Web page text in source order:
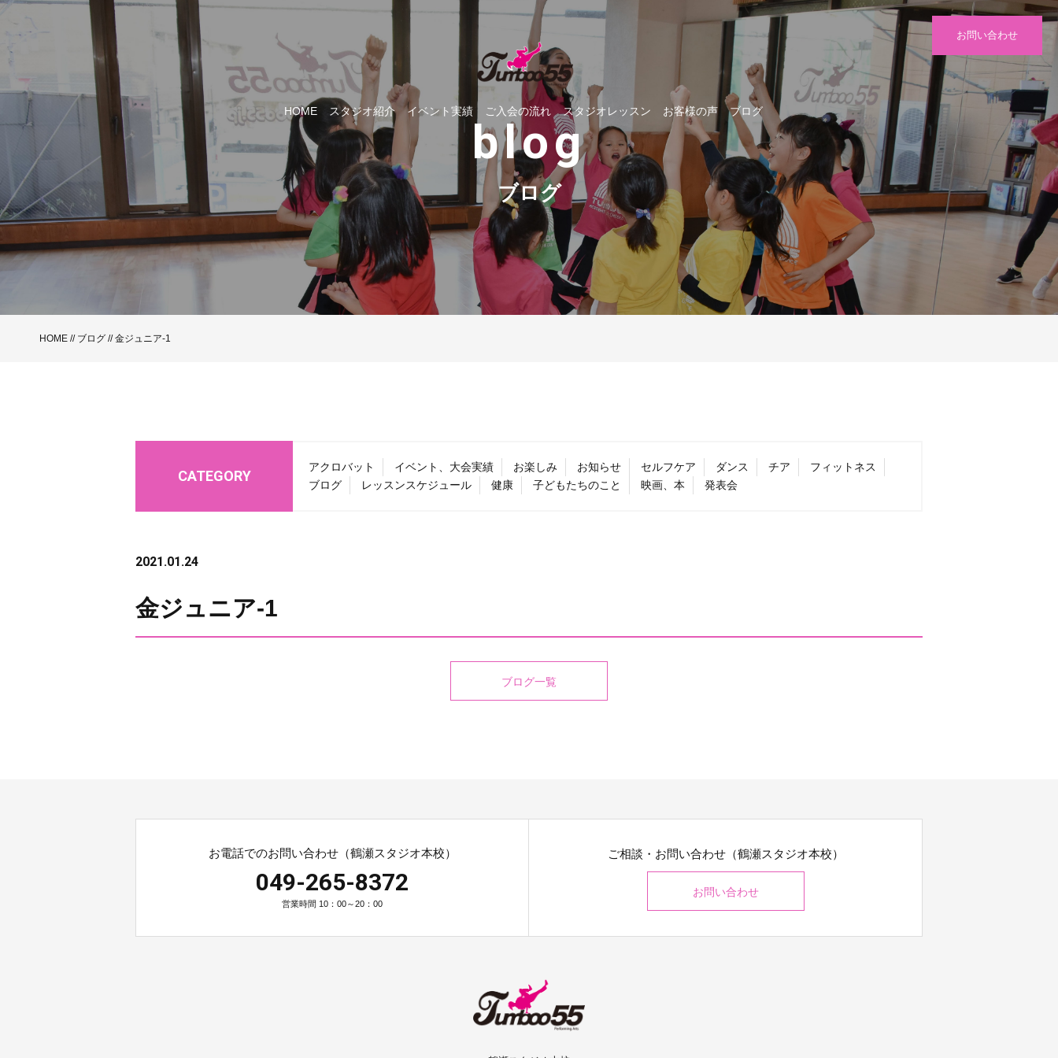
HOME スタジオ紹介 イベント実績 ご入会の流れ スタジオレッスン お客様の声 ブログ
お問い合わせ
blog
ブログ
HOME // ブログ // 金ジュニア-1
CATEGORY
アクロバット イベント、大会実績 お楽しみ お知らせ セルフケア ダンス チア
フィットネス
ブログ
レッスンスケジュール 健康 子どもたちのこと 映画、本 発表会
2021.01.24
金ジュニア-1
ブログ一覧
お電話でのお問い合わせ（鶴瀬スタジオ本校）
049-265-8372
営業時間 10：00～20：00
ご相談・お問い合わせ（鶴瀬スタジオ本校）
お問い合わせ